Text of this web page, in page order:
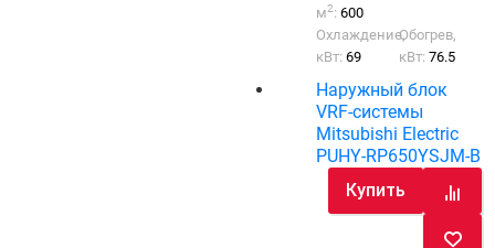
м2:600
Охлаждение,
кВт:69
Обогрев,
кВт:76.5
Наружный блок
VRF-системы
Mitsubishi Electric
PUHY-RP650YSJM-B
Купить